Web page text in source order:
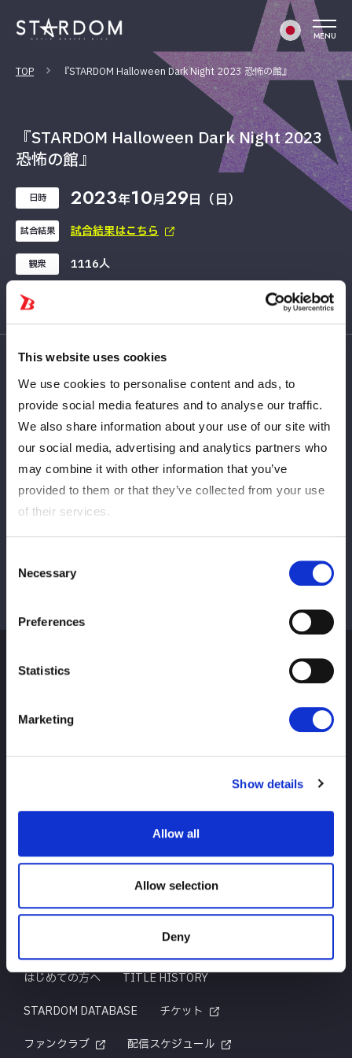
This website uses cookies
We use cookies to personalise content and ads, to
provide social media features and to analyse our traffic.
We also share information about your use of our site with
our social media, advertising and analytics partners who
may combine it with other information that you’ve
provided to them or that they’ve collected from your use
of their services.
Selection
Necessary
Preferences
Statistics
Marketing
Show details
Allow all
Allow selection
Deny
MENU
TOP 『STARDOM Halloween Dark Night 2023 恐怖の館』
『STARDOM Halloween Dark Night 2023
恐怖の館』
日時 2023年10月29日（日）
試合結果 試合結果はこちら
観衆 1116人
PREV NEXT
VIEW ALL
スケジュール 大会結果
はじめての方へ
TITLE HISTORY
STARDOM DATABASE
チケット
ファンクラブ
配信スケジュール